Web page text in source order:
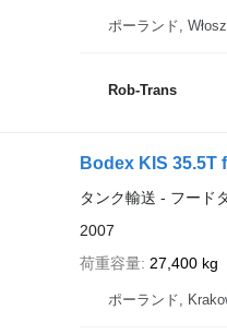
ポーランド,
Rob-Trans
Bodex KIS 35.5T
タンク輸送 - フード
2007
荷重容量 27,400 kg
ポーランド,